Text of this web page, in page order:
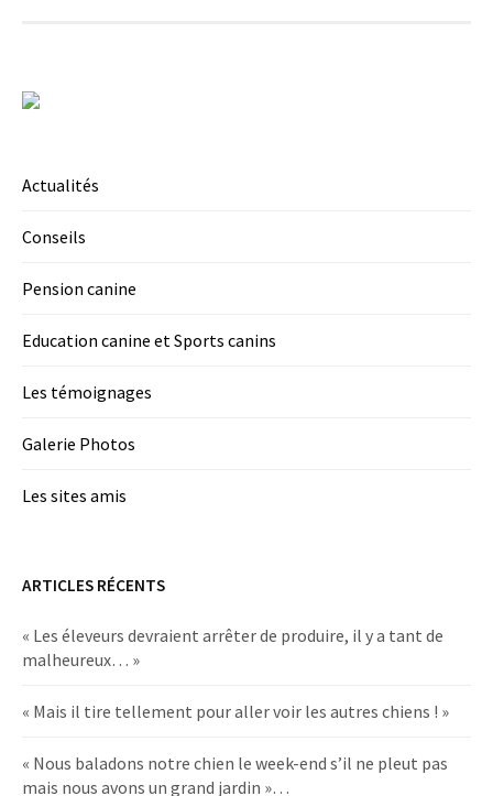
Actualités
Conseils
Pension canine
Education canine et Sports canins
Les témoignages
Galerie Photos
Les sites amis
ARTICLES RÉCENTS
« Les éleveurs devraient arrêter de produire, il y a tant de
malheureux… »
« Mais il tire tellement pour aller voir les autres chiens ! »
« Nous baladons notre chien le week-end s’il ne pleut pas
mais nous avons un grand jardin »…